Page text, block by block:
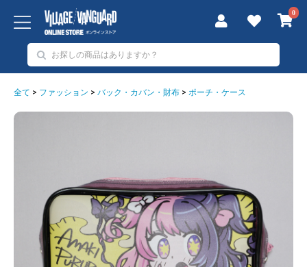
0
全て > ファッション > バック・カバン・財布 > ポーチ・ケース